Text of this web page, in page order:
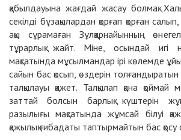
қабылдауына жағдай жасау болмақ.
секілді бұзақылардан қорғап қорған
ақы сұрамаған Зұлқарнайынның
тұрарлық жайт. Міне, осындай игі
мақсатында мұсылмандар ірі көлемде
сайын бас қосып, өздерін толғандыратын
талқылауы қажет. Талқылап қана қоймай
заттай болсын барлық күштерін
разылығы мақсатында жұмсай білуі
қажылық ғибадаты таптырмайтын бас